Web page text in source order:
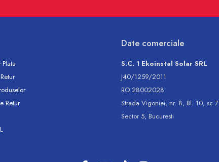
Retur
Date comerciale
S.C. 1 Ekoinstal Solar SRL
J40/1259/2011
RO 28002028
Strada Vigoniei, nr. 8, Bl. 10, sc.7
Sector 5, Bucuresti